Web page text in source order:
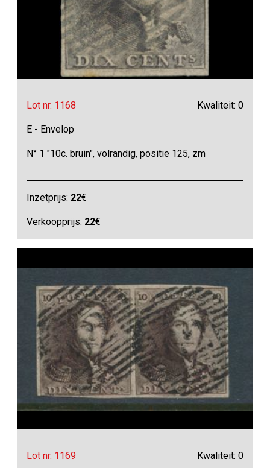
Lot nr. 1168 Kwaliteit: 0
E - Envelop
N° 1 "10c. bruin", volrandig, positie 125, zm
Inzetprijs: 22€
Verkoopprijs: 22€
Lot nr. 1169 Kwaliteit: 0